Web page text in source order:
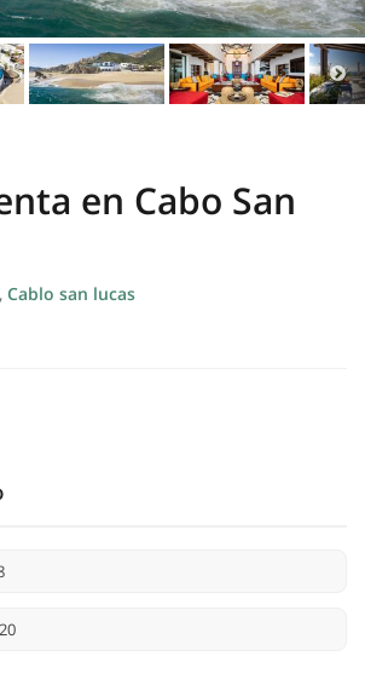
en Cabo San
, Cablo san lucas